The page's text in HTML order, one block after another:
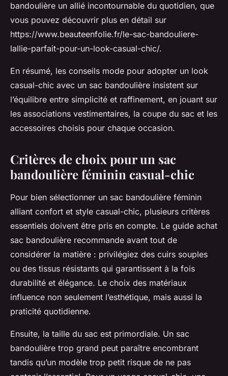
bandoulière un allié incontournable du quotidien, que
vous pouvez découvrir plus en détail sur
https://www.beauteenfolie.fr/le-sac-bandouliere-
lallie-parfait-pour-un-look-casual-chic/.
En résumé, les conseils mode pour adopter un look
casual-chic avec un sac bandoulière insistent sur
l’équilibre entre simplicité et raffinement, en jouant sur
les associations vestimentaires, la coupe du sac et les
accessoires choisis pour chaque occasion.
Critères de choix pour un sac
bandoulière féminin casual-chic
Pour bien sélectionner un sac bandoulière féminin
alliant confort et style casual-chic, plusieurs critères
essentiels doivent être pris en compte. Le guide achat
sac bandoulière recommande avant tout de
considérer la matière : privilégiez des cuirs souples
ou des tissus résistants qui garantissent à la fois
durabilité et élégance. Le choix des matériaux
influence non seulement l’esthétique, mais aussi la
praticité quotidienne.
Ensuite, la taille du sac est primordiale. Un sac
bandoulière trop grand peut paraître encombrant
tandis qu’un modèle trop petit risque de ne pas